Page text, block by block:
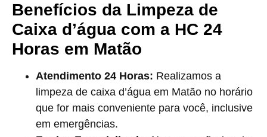
Benefícios da Limpeza de
Caixa d’água com a HC 24
Horas em Matão
Atendimento 24 Horas: Realizamos a
limpeza de caixa d’água em Matão no horário
que for mais conveniente para você, inclusive
em emergências.